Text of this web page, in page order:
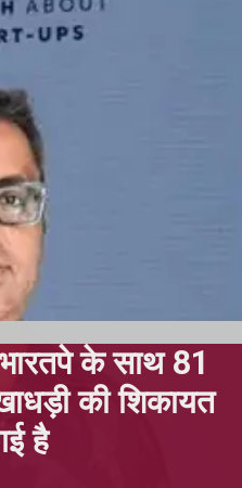
के साथ 81
की शिकायत
है